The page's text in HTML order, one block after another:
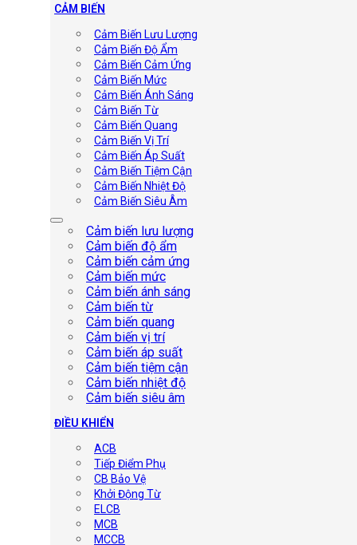
CẢM BIẾN
Cảm Biến Lưu Lượng
Cảm Biến Độ Ẩm
Cảm Biến Cảm Ứng
Cảm Biến Mức
Cảm Biến Ánh Sáng
Cảm Biến Từ
Cảm Biến Quang
Cảm Biến Vị Trí
Cảm Biến Áp Suất
Cảm Biến Tiệm Cận
Cảm Biến Nhiệt Độ
Cảm Biến Siêu Âm
Cảm biến lưu lượng
Cảm biến độ ẩm
Cảm biến cảm ứng
Cảm biến mức
Cảm biến ánh sáng
Cảm biến từ
Cảm biến quang
Cảm biến vị trí
Cảm biến áp suất
Cảm biến tiệm cận
Cảm biến nhiệt độ
Cảm biến siêu âm
ĐIỀU KHIỂN
ACB
Tiếp Điểm Phụ
CB Bảo Vệ
Khởi Động Từ
ELCB
MCB
MCCB